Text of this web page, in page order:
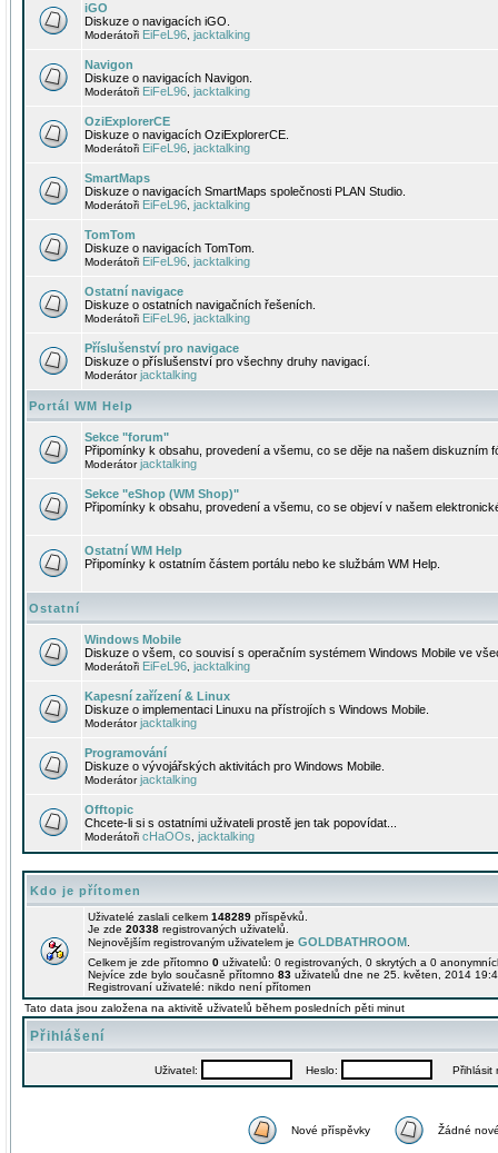
iGO
Diskuze o navigacích iGO.
Moderátoři EiFeL96 jacktalking
Navigon
Diskuze o navigacích Navigon.
Moderátoři EiFeL96 jacktalking
OziExplorerCE
Diskuze o navigacích OziExplorerCE.
Moderátoři EiFeL96 jacktalking
SmartMaps
Diskuze o navigacích SmartMaps společnosti PLAN Studio.
Moderátoři EiFeL96 jacktalking
TomTom
Diskuze o navigacích TomTom.
Moderátoři EiFeL96 jacktalking
Ostatní navigace
Diskuze o ostatních navigačních řešeních.
Moderátoři EiFeL96 jacktalking
Příslušenství pro navigace
Diskuze o příslušenství pro všechny druhy navigací.
Moderátorjacktalking
Portál WM Help
Sekce "forum"
Připomínky k obsahu, provedení a všemu, co se děje na našem diskuzním
Moderátorjacktalking
Sekce "eShop (WM Shop)"
Připomínky k obsahu, provedení a všemu, co se objeví v našem
Ostatní WM Help
Připomínky k ostatním částem portálu nebo ke službám WM Help.
Ostatní
Windows Mobile
Diskuze o všem, co souvisí s operačním systémem Windows Mobile ve
Moderátoři EiFeL96 jacktalking
Kapesní zařízení & Linux
Diskuze o implementaci Linuxu na přístrojích s Windows Mobile.
Moderátorjacktalking
Programování
Diskuze o vývojářských aktivitách pro Windows Mobile.
Moderátorjacktalking
Offtopic
Chcete-li si s ostatními uživateli prostě jen tak popovídat...
Moderátoři cHaOOs jacktalking
Kdo je přítomen
Uživatelé zaslali celkem 148289 příspěvků.
Je zde 20338 registrovaných uživatelů.
Nejnovějším registrovaným uživatelem je GOLDBATHROOM
Celkem je zde přítomno 0 uživatelů: 0 registrovaných, 0 skrytých a 0
Nejvíce zde bylo současně přítomno 83 uživatelů dne ne 25. květen, 2014
Registrovaní uživatelé: nikdo není přítomen
Tato data jsou založena na aktivitě uživatelů během posledních pěti minut
Přihlášení
Uživatel: Heslo: Přihlásit
Nové příspěvky Žádné